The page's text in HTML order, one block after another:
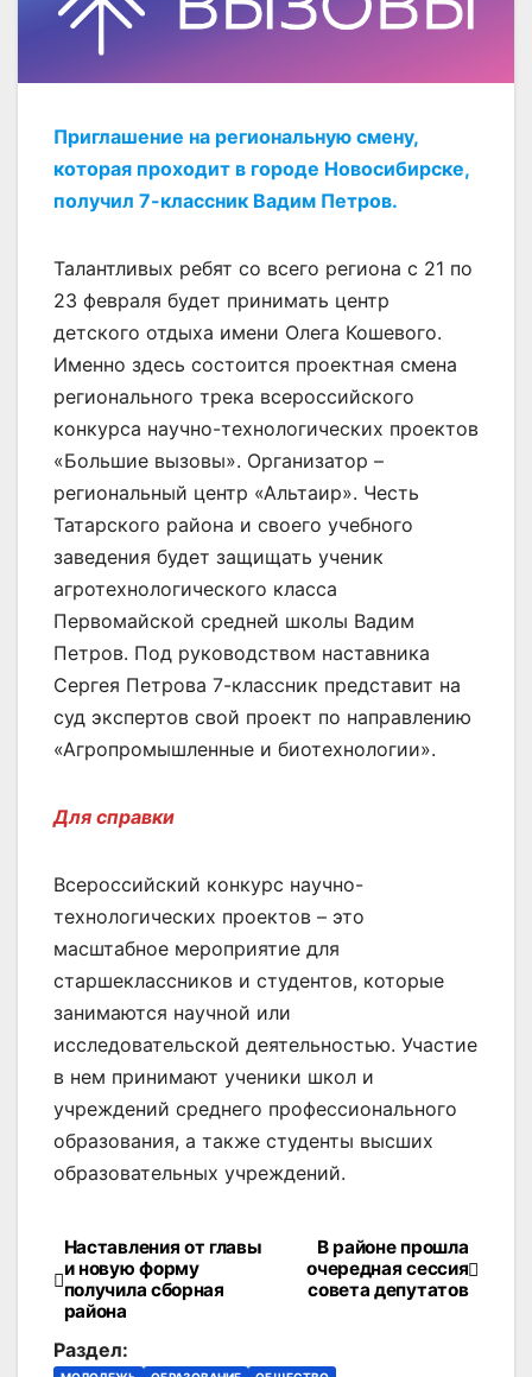
Приглашение на региональную смену,
которая проходит в городе Новосибирске,
получил 7-классник Вадим Петров.
Талантливых ребят со всего региона с 21 по
23 февраля будет принимать центр
детского отдыха имени Олега Кошевого.
Именно здесь состоится проектная смена
регионального трека всероссийского
конкурса научно-технологических проектов
«Большие вызовы». Организатор –
региональный центр «Альтаир». Честь
Татарского района и своего учебного
заведения будет защищать ученик
агротехнологического класса
Первомайской средней школы Вадим
Петров. Под руководством наставника
Сергея Петрова 7-классник представит на
суд экспертов свой проект по направлению
«Агропромышленные и биотехнологии».
Для справки
Всероссийский конкурс научно-
технологических проектов – это
масштабное мероприятие для
старшеклассников и студентов, которые
занимаются научной или
исследовательской деятельностью. Участие
в нем принимают ученики школ и
учреждений среднего профессионального
образования, а также студенты высших
образовательных учреждений.
Навигация
по
записям
В районе прошла
очередная сессия
совета депутатов
Наставления от главы
и новую форму
получила сборная
района
Раздел: